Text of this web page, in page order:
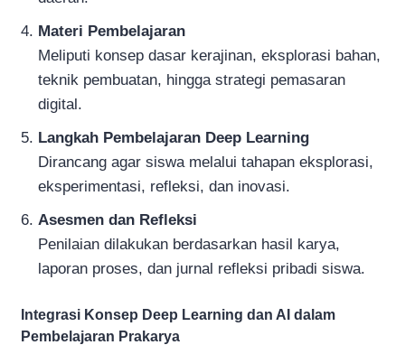
Materi Pembelajaran
Meliputi konsep dasar kerajinan, eksplorasi bahan,
teknik pembuatan, hingga strategi pemasaran
digital.
Langkah Pembelajaran Deep Learning
Dirancang agar siswa melalui tahapan eksplorasi,
eksperimentasi, refleksi, dan inovasi.
Asesmen dan Refleksi
Penilaian dilakukan berdasarkan hasil karya,
laporan proses, dan jurnal refleksi pribadi siswa.
Integrasi Konsep Deep Learning dan AI dalam
Pembelajaran Prakarya